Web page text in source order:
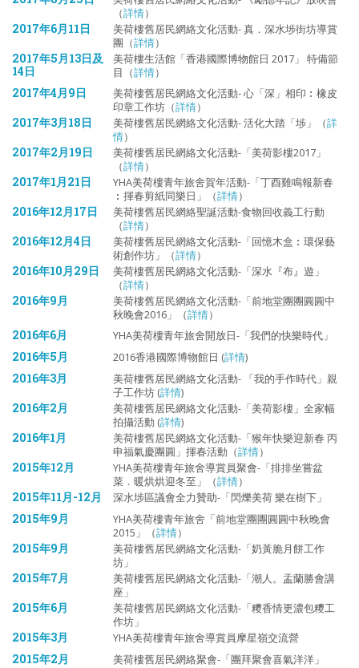
（詳情）
2017年6月11日
美荷樓舊居民網絡文化活動- 真．深水埗街坊導賞
團（詳情）
2017年5月13日及
14日
美荷樓生活館「香港國際博物館日 2017」 特備節
目（詳情）
2017年4月9日
美荷樓舊居民網絡文化活動- 心「深」相印︰橡皮
印章工作坊（詳情）
2017年3月18日 美荷樓舊居民網絡文化活動- 活化大踏「埗」（詳
情）
2017年2月19日
美荷樓舊居民網絡文化活動-「美荷影樓2017」
（詳情）
2017年1月21日
YHA美荷樓青年旅舍賀年活動-「丁酉雞鳴報新春
︰揮春剪紙同樂日」（詳情）
2016年12月17日
美荷樓舊居民網絡聖誕活動-食物回收義工行動
（詳情）
2016年12月4日
美荷樓舊居民網絡文化活動-「回憶木盒︰環保藝
術創作坊」（詳情）
2016年10月29日
美荷樓舊居民網絡文化活動-「深水『布』遊」
（詳情）
2016年9月
美荷樓舊居民網絡文化活動-「前地堂團團圓圓中
秋晚會2016」（詳情）
2016年6月 YHA美荷樓青年旅舍開放日-「我們的快樂時代」
2016年5月 2016香港國際博物館日 (詳情)
2016年3月
美荷樓舊居民網絡文化活動- 「我的手作時代」親
子工作坊 (詳情)
2016年2月
美荷樓舊居民網絡文化活動-「美荷影樓」全家幅
拍攝活動 (詳情)
2016年1月
美荷樓舊居民網絡文化活動-「猴年快樂迎新春 丙
申福氣慶團圓」揮春活動（詳情）
2015年12月
YHA美荷樓青年旅舍導賞員聚會-「排排坐嘗盆
菜．暖烘烘迎冬至」（詳情）
2015年11月-12月 深水埗區議會全力贊助-「閃爍美荷 樂在樹下」
2015年9月
YHA美荷樓青年旅舍「前地堂團團圓圓中秋晚會
2015」（詳情）
2015年9月
美荷樓舊居民網絡文化活動-「奶黃脆月餅工作
坊」
2015年7月
美荷樓舊居民網絡文化活動-「潮人。盂蘭勝會講
座」
2015年6月
美荷樓舊居民網絡文化活動-「糭香情更濃包糭工
作坊」
2015年3月 YHA美荷樓青年旅舍導賞員摩星嶺交流營
2015年2月 美荷樓舊居民網絡聚會-「團拜聚會喜氣洋洋」